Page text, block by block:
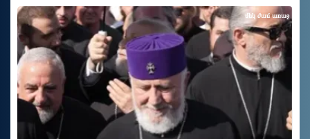
մեկ ժամ առաջ